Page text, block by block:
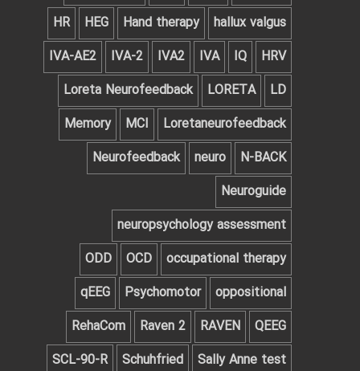
hallux valgus
Hand therapy
HEG
HR
HRV
IQ
IVA
IVA2
IVA-2
IVA-AE2
LD
LORETA
Loreta Neurofeedback
Loretaneurofeedback
MCI
Memory
N-BACK
neuro
Neurofeedback
Neuroguide
neuropsychology assessment
occupational therapy
OCD
ODD
oppositional
Psychomotor
qEEG
QEEG‌
RAVEN
Raven 2
RehaCom
Sally Anne test
Schuhfried
SCL-90-R